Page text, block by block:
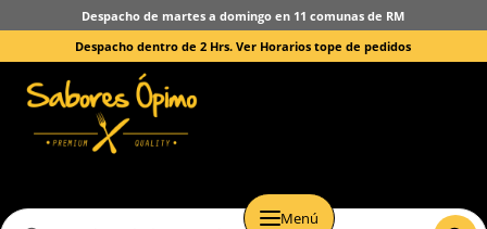
Despacho de martes a domingo en 11 comunas de RM
Despacho dentro de 2 Hrs.Ver Horarios tope de pedidos
Menú